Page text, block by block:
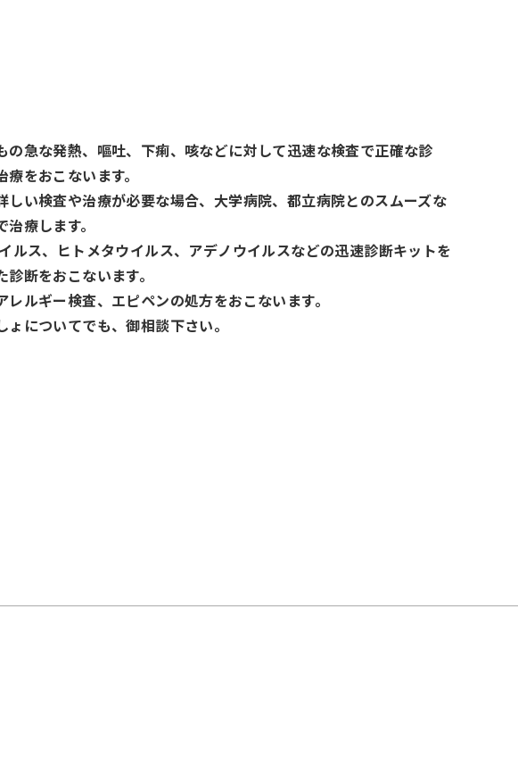
の急な発熱、嘔吐、下痢、咳などに対して迅速な検査で正確な診
療をおこないます。
しい検査や治療が必要な場合、大学病院、都立病院とのスムーズな
治療します。
ルス、ヒトメタウイルス、アデノウイルスなどの迅速診断キットを
診断をおこないます。
レルギー検査、エピペンの処方をおこないます。
ょについてでも、御相談下さい。